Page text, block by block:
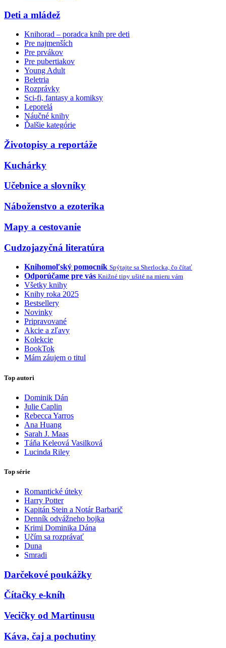
Deti a mládež
Knihorad – poradca kníh pre deti
Pre najmenších
Pre prvákov
Pre pubertiakov
Young Adult
Beletria
Rozprávky
Sci-fi, fantasy a komiksy
Leporelá
Náučné knihy
Ďalšie kategórie
Životopisy a reportáže
Kuchárky
Učebnice a slovníky
Náboženstvo a ezoterika
Mapy a cestovanie
Cudzojazyčná literatúra
Knihomoľský pomocník Spýtajte sa Sherlocka, čo čítať
Odporúčame pre vás Knižné tipy ušité na mieru vám
Všetky knihy
Knihy roka 2025
Bestsellery
Novinky
Pripravované
Akcie a zľavy
Kolekcie
BookTok
Mám záujem o titul
Top autori
Dominik Dán
Julie Caplin
Rebecca Yarros
Ana Huang
Sarah J. Maas
Táňa Keleová Vasilková
Lucinda Riley
Top série
Romantické úteky
Harry Potter
Kapitán Stein a Notár Barbarič
Denník odvážneho bojka
Krimi Dominika Dána
Učím sa rozprávať
Duna
Smradi
Darčekové poukážky
Čítačky e-kníh
Vecičky od Martinusu
Káva, čaj a pochutiny